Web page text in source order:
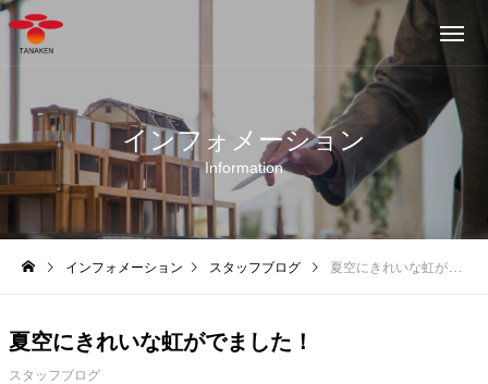
インフォメーション
Information
インフォメーション スタッフブログ 夏空にきれいな虹がでました！
夏空にきれいな虹がでました！
スタッフブログ